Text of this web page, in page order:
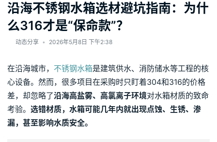
沿海不锈钢水箱选材避坑指南：为什
么316才是“保命款”？
动态分享 • 2026年5月8日 下午2:38
在沿海城市， 不锈钢水箱是建筑供水、消防储水等工程的核
心设备。然而，很多项目在采购时只盯着304和316的价格
差，却忽略了沿海高盐雾、高氯离子环境对水箱材质的致命
考验。 选错材质，水箱可能几年内就出现点蚀、生锈、渗
漏，甚至影响水质安全。